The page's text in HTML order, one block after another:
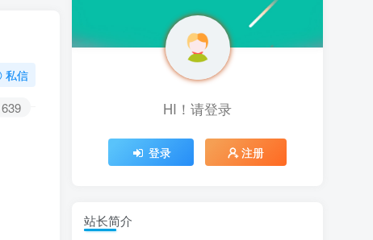
私信
639 HI！请登录
登录 注册
精选项目
HI！请登录
登录 注册
站长简介